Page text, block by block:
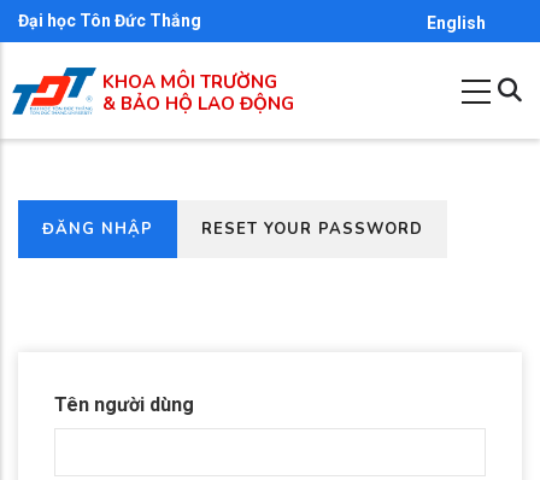
Nhảy
đến
nội
dung
Đại học Tôn Đức Thắng English
KHOA MÔI TRƯỜNG
& BẢO HỘ LAO ĐỘNG
Primary
ĐĂNG NHẬP RESET YOUR PASSWORD
Tên người dùng